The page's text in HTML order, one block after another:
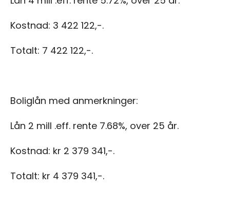
Kostnad: 3 422 122,-.
Totalt: 7 422 122,-.
Boliglån med anmerkninger:
Lån 2 mill .eff. rente 7.68%, over 25 år.
Kostnad: kr 2 379 341,-.
Totalt: kr 4 379 341,-.